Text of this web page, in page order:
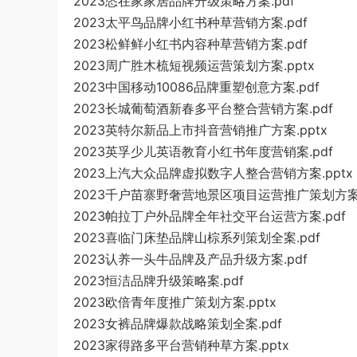
2023太平鸟品牌小红书种草营销方案.pdf
2023松鲜鲜小红书内容种草营销方案.pdf
2023周广胜木梳短视频运营策划方案.pptx
2023中国移动10086品牌重塑创意方案.pdf
2023长城葡萄酒新春多平台整合营销方案.pdf
2023英特尔新品上市抖音营销推广方案.pptx
2023英孚少儿英语教育小红书年度营销案.pdf
2023上汽大众品牌虚拟数字人整合营销方案.pptx
2023千户苗寨野奢营地景区项目运营推广策划方
2023帕拉丁户外品牌全年社交平台运营方案.pdf
2023喜临门床垫品牌山棕系列策划全案.pdf
2023认养一头牛品牌及产品升级方案.pdf
2023恒洁品牌升级策略案.pdf
2023欧倍青年度推广策划方案.pptx
2023女裤品牌爆款战略策划全案.pdf
2023家得路多平台营销种草方案.pptx